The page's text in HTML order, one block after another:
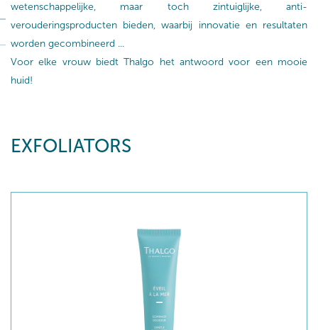
wetenschappelijke, maar toch zintuiglijke, anti-
verouderingsproducten bieden, waarbij innovatie en resultaten
worden gecombineerd ...
Voor elke vrouw biedt Thalgo het antwoord voor een mooie
huid!
EXFOLIATORS